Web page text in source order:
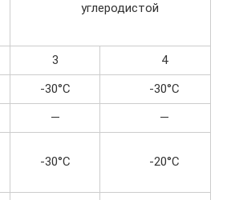
углеродистой
3
4
-30°С
-30°С
— —
-30°С -20°С